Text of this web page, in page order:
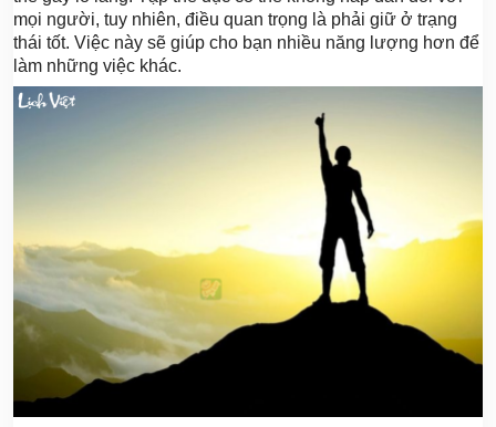
mọi người, tuy nhiên, điều quan trọng là phải giữ ở trạng
thái tốt. Việc này sẽ giúp cho bạn nhiều năng lượng hơn để
làm những việc khác.